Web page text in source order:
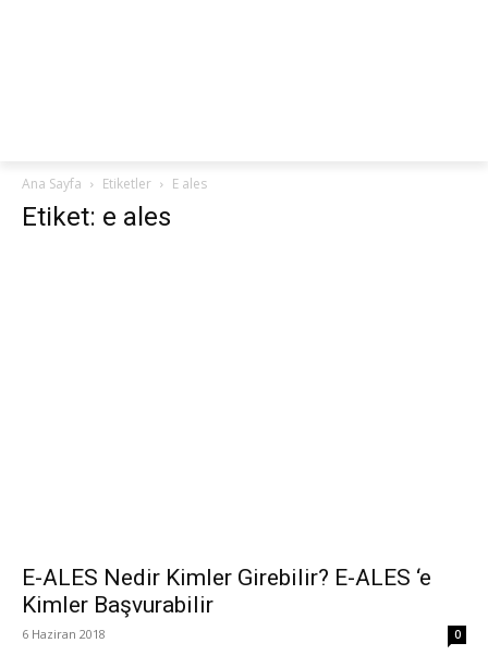
Ana Sayfa Etiketler E ales
Etiket: e ales
E-ALES Nedir Kimler Girebilir? E-ALES ‘e
Kimler Başvurabilir
6 Haziran 2018 0